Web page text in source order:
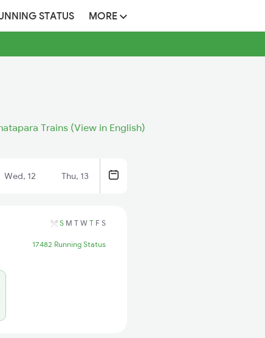
STATUS MORE
Trains (View in English)
Wed, 12 Thu, 13
S M T W T F S
17482 Running Status